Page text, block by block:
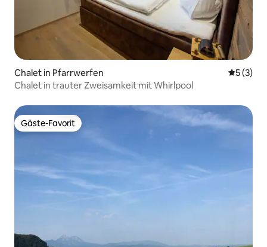
Chalet in Pfarrwerfen
5 (3)
Chalet in trauter Zweisamkeit mit Whirlpool
Gäste-Favorit
Gäste-Favorit